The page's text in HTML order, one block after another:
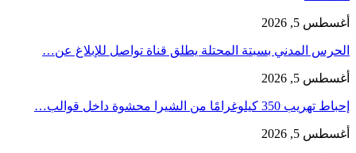
أغسطس 5, 2026
الحرس المدني بسبتة المحتلة يطلق قناة تواصل للإبلاغ عن…
أغسطس 5, 2026
إحباط تهريب 350 كيلوغرامًا من الشيرا محشوة داخل قوالب…
أغسطس 5, 2026